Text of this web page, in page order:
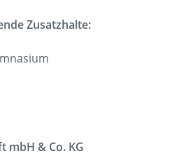
Zusatzhalte:
mbH & Co. KG